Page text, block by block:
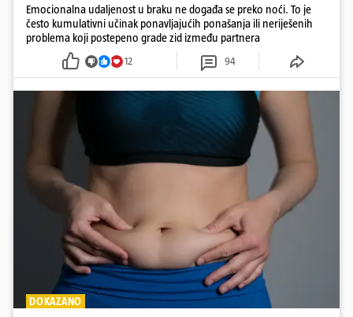
Emocionalna udaljenost u braku ne događa se preko noći. To je
često kumulativni učinak ponavljajućih ponašanja ili neriješenih
problema koji postepeno grade zid između partnera
12 94
DOKAZANO